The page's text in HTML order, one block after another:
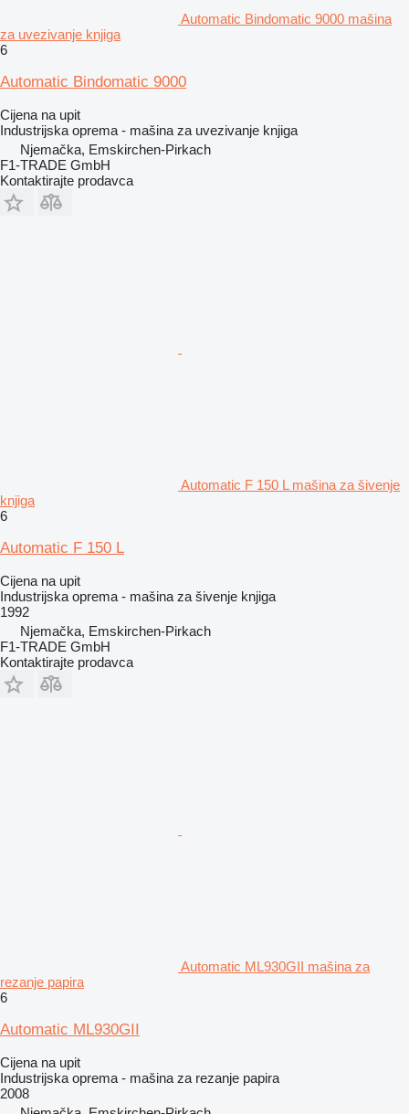
Automatic Bindomatic 9000 mašina
za uvezivanje knjiga
6
Automatic Bindomatic 9000
Cijena na upit
Industrijska oprema - mašina za uvezivanje knjiga
Njemačka, Emskirchen-Pirkach
F1-TRADE GmbH
Kontaktirajte prodavca
Automatic F 150 L mašina za šivenje
knjiga
6
Automatic F 150 L
Cijena na upit
Industrijska oprema - mašina za šivenje knjiga
1992
Njemačka, Emskirchen-Pirkach
F1-TRADE GmbH
Kontaktirajte prodavca
Automatic ML930GII mašina za
rezanje papira
6
Automatic ML930GII
Cijena na upit
Industrijska oprema - mašina za rezanje papira
2008